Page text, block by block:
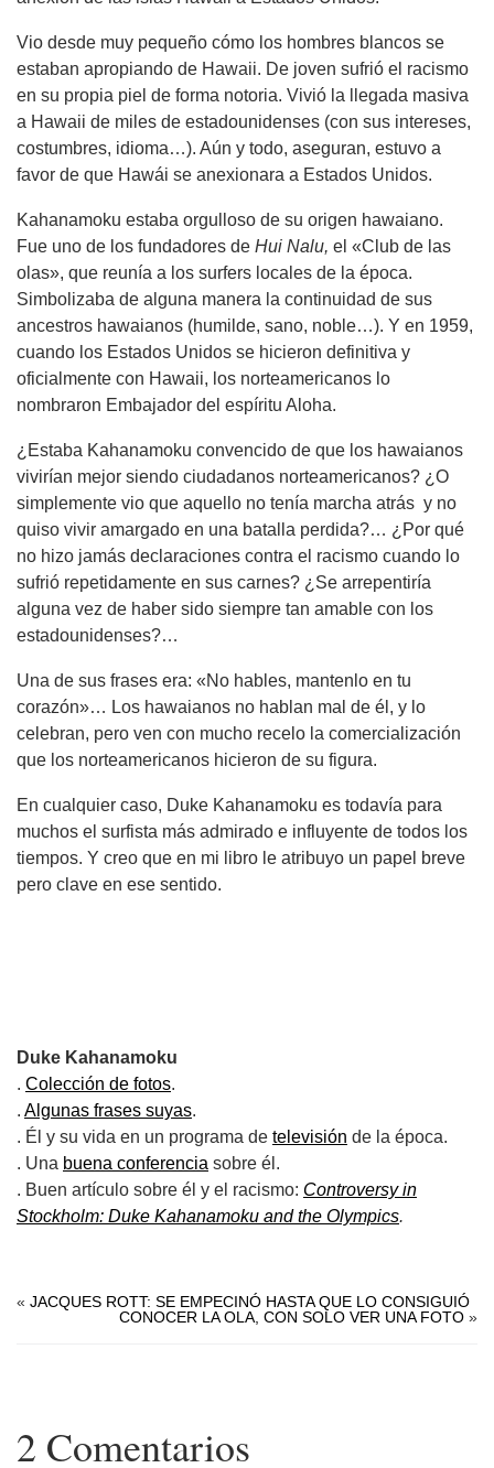
Vio desde muy pequeño cómo los hombres blancos se
estaban apropiando de Hawaii. De joven sufrió el racismo
en su propia piel de forma notoria. Vivió la llegada masiva
a Hawaii de miles de estadounidenses (con sus intereses,
costumbres, idioma…). Aún y todo, aseguran, estuvo a
favor de que Hawái se anexionara a Estados Unidos.
Kahanamoku estaba orgulloso de su origen hawaiano.
Fue uno de los fundadores de Hui Nalu, el «Club de las
olas», que reunía a los surfers locales de la época.
Simbolizaba de alguna manera la continuidad de sus
ancestros hawaianos (humilde, sano, noble…). Y en 1959,
cuando los Estados Unidos se hicieron definitiva y
oficialmente con Hawaii, los norteamericanos lo
nombraron Embajador del espíritu Aloha.
¿Estaba Kahanamoku convencido de que los hawaianos
vivirían mejor siendo ciudadanos norteamericanos? ¿O
simplemente vio que aquello no tenía marcha atrás y no
quiso vivir amargado en una batalla perdida?… ¿Por qué
no hizo jamás declaraciones contra el racismo cuando lo
sufrió repetidamente en sus carnes? ¿Se arrepentiría
alguna vez de haber sido siempre tan amable con los
estadounidenses?…
Una de sus frases era: «No hables, mantenlo en tu
corazón»… Los hawaianos no hablan mal de él, y lo
celebran, pero ven con mucho recelo la comercialización
que los norteamericanos hicieron de su figura.
En cualquier caso, Duke Kahanamoku es todavía para
muchos el surfista más admirado e influyente de todos los
tiempos. Y creo que en mi libro le atribuyo un papel breve
pero clave en ese sentido.
Duke Kahanamoku
. Colección de fotos.
. Algunas frases suyas.
. Él y su vida en un programa de televisión de la época.
. Una buena conferencia sobre él.
. Buen artículo sobre él y el racismo: Controversy in
Stockholm: Duke Kahanamoku and the Olympics.
« JACQUES ROTT: SE EMPECINÓ HASTA QUE LO CONSIGUIÓ
CONOCER LA OLA, CON SOLO VER UNA FOTO »
2 Comentarios